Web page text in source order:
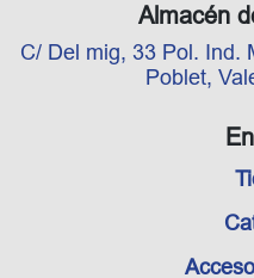
Almacén
C/ Del mig, 33 Pol. Ind.
Poblet,